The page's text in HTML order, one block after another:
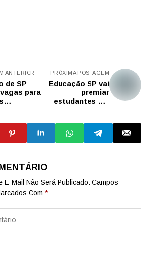
ANTERIOR
de SP
para
PRÓXIMA POSTAGEM
Educação SP vai
premiar
estudantes em
textual
E-Mail Não Será Publicado. Campos
Com *